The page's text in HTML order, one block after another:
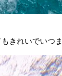
きれいでいつ